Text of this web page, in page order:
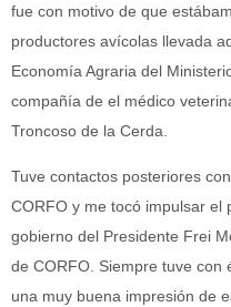
fue con motivo de que
productores avícolas llevada
Economía Agraria del
compañía de el médico
Troncoso de la Cerda.
Tuve contactos posteriores
CORFO y me tocó impulsar
gobierno del Presidente Frei
de CORFO. Siempre tuve con
una muy buena impresión de